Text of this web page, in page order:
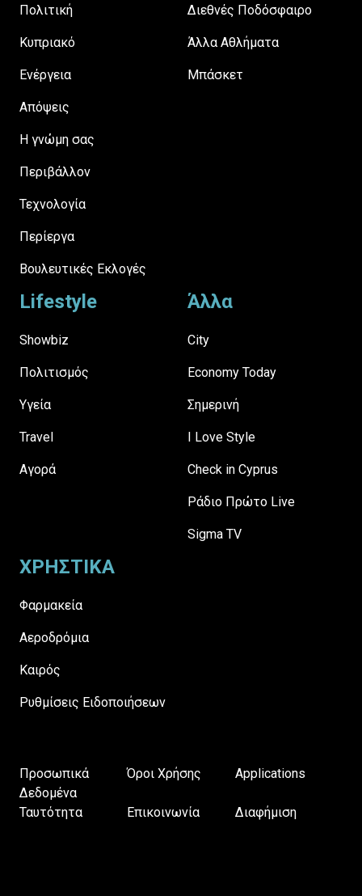
Πολιτική
Κυπριακό
Ενέργεια
Απόψεις
H γνώμη σας
Περιβάλλον
Τεχνολογία
Περίεργα
Βουλευτικές Εκλογές
Διεθνές Ποδόσφαιρο
Άλλα Αθλήματα
Μπάσκετ
Lifestyle
Showbiz
Πολιτισμός
Υγεία
Travel
Αγορά
Άλλα
City
Economy Today
Σημερινή
I Love Style
Check in Cyprus
Ράδιο Πρώτο Live
Sigma TV
ΧΡΗΣΤΙΚΑ
Φαρμακεία
Αεροδρόμια
Καιρός
Ρυθμίσεις Ειδοποιήσεων
Προσωπικά
Δεδομένα
Όροι Χρήσης Applications
Ταυτότητα Επικοινωνία Διαφήμιση